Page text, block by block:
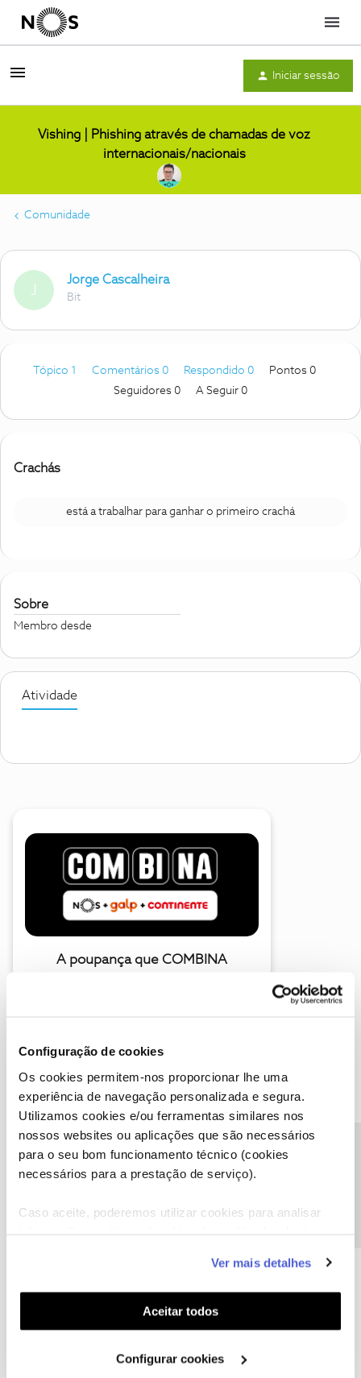
Configuração de cookies
Os cookies permitem-nos proporcionar lhe uma
experiência de navegação personalizada e segura.
Utilizamos cookies e/ou ferramentas similares nos
nossos websites ou aplicações que são necessários
para o seu bom funcionamento técnico (cookies
necessários para a prestação de serviço).
Caso aceite, poderemos utilizar cookies para analisar
funcionalidades (cookies de personalização e
funcionalidade) e adaptar anúncios aos seus interesses
(cookies de publicidade personalizada). Pode gerir a
utilização dos cookies clicando em "Configurar
Ver mais detalhes
Aceitar todos
Configurar cookies
Menu
Iniciar sessão
Vishing | Phishing através de chamadas de voz
internacionais/nacionais
Comunidade
J
Jorge Cascalheira
Bit
Tópico 1 Comentários 0 Respondido 0
Pontos 0
Seguidores 0 A Seguir 0
Crachás
está a trabalhar para ganhar o primeiro crachá
Sobre
Membro desde
Atividade
A poupança que COMBINA
Descubra as novidades de junho
Hall of Fame de junho